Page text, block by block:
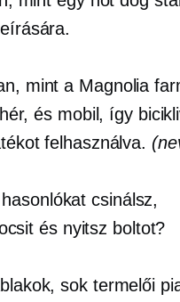
mint a Magnolia
és mobil, így
felhasználva.
csinálsz,
és nyitsz boltot?
sok termelői